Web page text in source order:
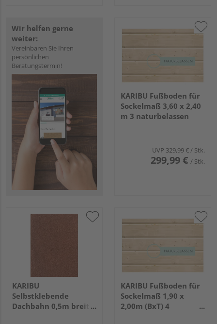
Wir helfen gerne
weiter:
Vereinbaren Sie Ihren
persönlichen
Beratungstermin!
KARIBU Fußboden für
Sockelmaß 3,60 x 2,40
m 3 naturbelassen
UVP 329,99 €/ Stk.
299,99 € / Stk.
KARIBU
Selbstklebende
Dachbahn 0,5m breit
KARIBU Fußboden für
Sockelmaß 1,90 x
2,00m (BxT) 4